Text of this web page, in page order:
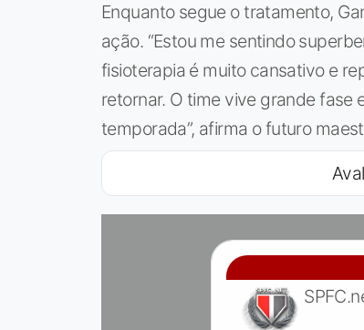
Enquanto segue o tratamento,
ação. “Estou me sentindo
fisioterapia é muito cansativo e
retornar. O time vive grande fase
temporada”, afirma o futuro